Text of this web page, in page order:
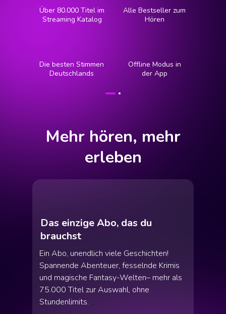
Über 80.000 Titel im
Streaming Katalog
Alle Bestseller zum
Hören
Offline Modus in
der App
Die besten Stimmen
Deutschlands
Mehr hören, mehr
erleben
Das einzige Abo, das du
brauchst
Ein Abo, unendlich viele Geschichten!
Spannende Abenteuer, fesselnde Krimis
und magische Fantasy-Welten– mehr als
75.000 Titel zur Auswahl, ohne
Stundenlimits.